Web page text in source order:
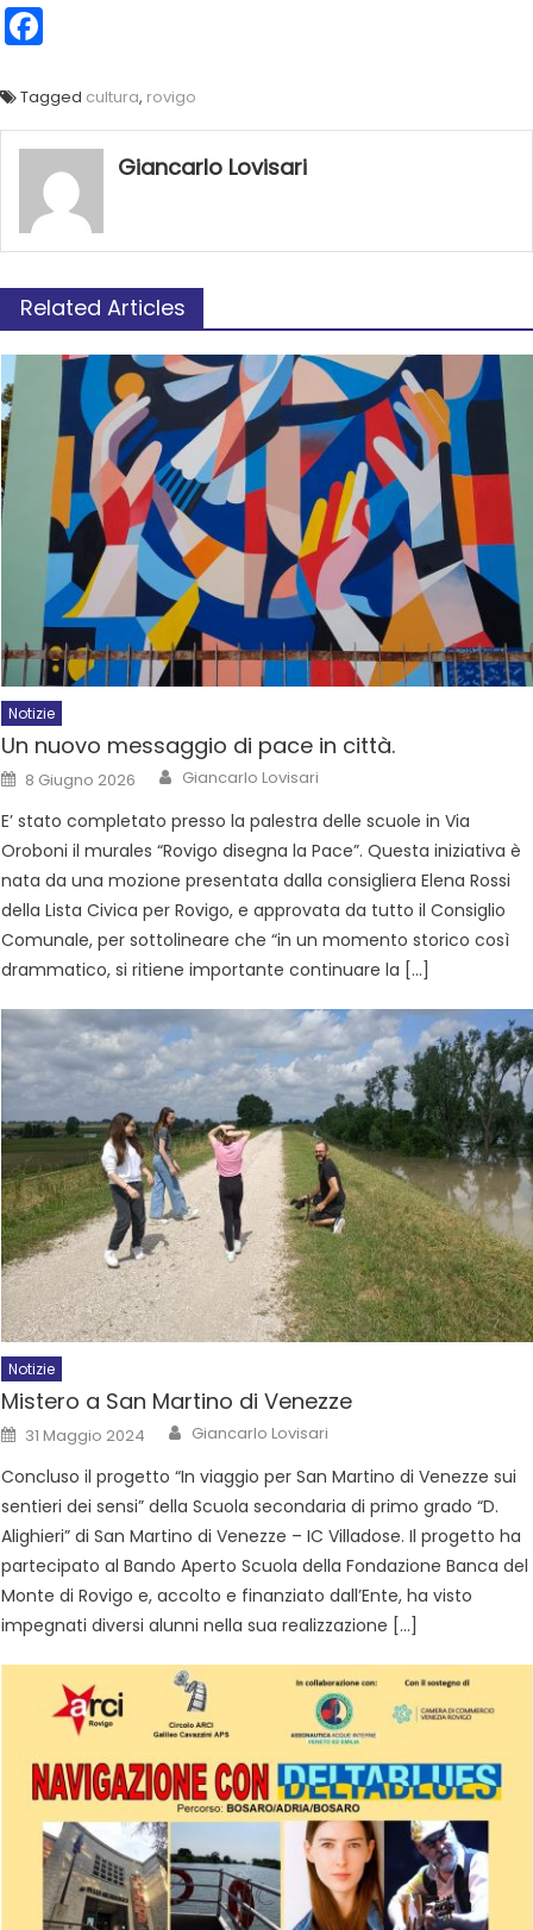
Tagged cultura, rovigo
Giancarlo Lovisari
Related Articles
Notizie
Un nuovo messaggio di pace in città.
8 Giugno 2026 Giancarlo Lovisari
E’ stato completato presso la palestra delle scuole in Via
Oroboni il murales “Rovigo disegna la Pace”. Questa iniziativa è
nata da una mozione presentata dalla consigliera Elena Rossi
della Lista Civica per Rovigo, e approvata da tutto il Consiglio
Comunale, per sottolineare che “in un momento storico così
drammatico, si ritiene importante continuare la […]
Notizie
Mistero a San Martino di Venezze
31 Maggio 2024 Giancarlo Lovisari
Concluso il progetto “In viaggio per San Martino di Venezze sui
sentieri dei sensi” della Scuola secondaria di primo grado “D.
Alighieri” di San Martino di Venezze – IC Villadose. Il progetto ha
partecipato al Bando Aperto Scuola della Fondazione Banca del
Monte di Rovigo e, accolto e finanziato dall’Ente, ha visto
impegnati diversi alunni nella sua realizzazione […]